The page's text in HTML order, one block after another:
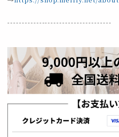
------------------------------------